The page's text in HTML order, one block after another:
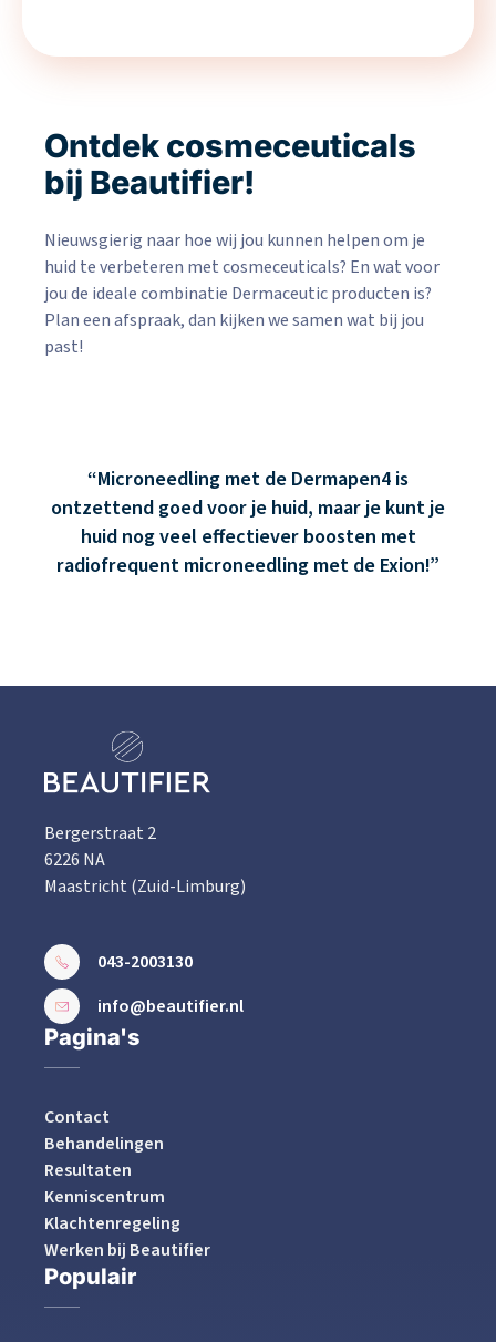
Ontdek cosmeceuticals
bij Beautifier!
Nieuwsgierig naar hoe wij jou kunnen helpen om je
huid te verbeteren met cosmeceuticals? En wat voor
jou de ideale combinatie Dermaceutic producten is?
Plan een afspraak, dan kijken we samen wat bij jou
past!
Microneedling met de Dermapen4 is
ontzettend goed voor je huid, maar je kunt je
huid nog veel effectiever boosten met
radiofrequent microneedling met de Exion!
Bergerstraat 2
6226 NA
Maastricht (Zuid-Limburg)
043-2003130
info@beautifier.nl
Pagina's
Contact
Behandelingen
Resultaten
Kenniscentrum
Klachtenregeling
Werken bij Beautifier
Populair